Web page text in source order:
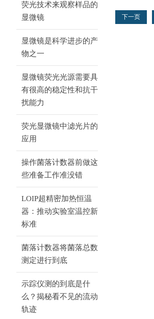
荧光技术来观察样品的
显微镜
显微镜是科学进步的产
物之一
显微镜荧光光源需要具
有很高的稳定性和抗干
扰能力
荧光显微镜中滤光片的
应用
操作菌落计数器前做这
些准备工作准没错
LOIP超精密加热恒温
器：推动实验室温控新
标准
菌落计数器将菌落总数
测定进行到底
示踪仪测的到底是什
么？揭秘看不见的流动
轨迹
下一页